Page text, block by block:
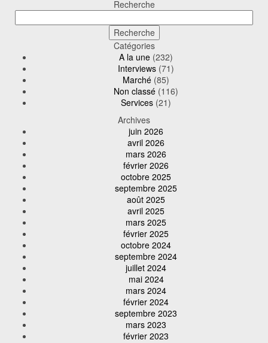
Recherche
Catégories
A la une (232)
Interviews (71)
Marché (85)
Non classé (116)
Services (21)
Archives
juin 2026
avril 2026
mars 2026
février 2026
octobre 2025
septembre 2025
août 2025
avril 2025
mars 2025
février 2025
octobre 2024
septembre 2024
juillet 2024
mai 2024
mars 2024
février 2024
septembre 2023
mars 2023
février 2023